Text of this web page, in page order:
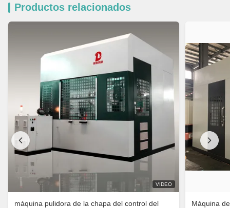
Productos relacionados
VIDEO
máquina pulidora de la chapa del control del
Máquina